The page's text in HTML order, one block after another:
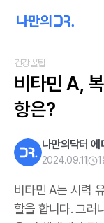
건강꿀팁
비타민 A,
항은?
나만의닥터 에
2024.09.11 1
비타민 A는 시력
할을 합니다. 그러